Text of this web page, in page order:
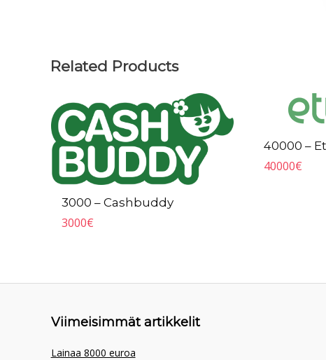
Related Products
3000 – Cashbuddy
3000€
40000 –
40000€
Viimeisimmät artikkelit
Lainaa 8000 euroa